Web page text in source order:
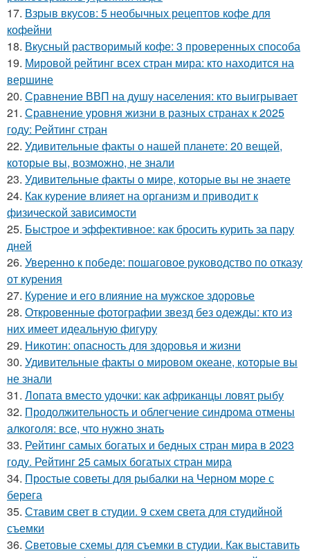
17. Взрыв вкусов: 5 необычных рецептов кофе для
кофейни
18. Вкусный растворимый кофе: 3 проверенных способа
19. Мировой рейтинг всех стран мира: кто находится на
вершине
20. Сравнение ВВП на душу населения: кто выигрывает
21. Сравнение уровня жизни в разных странах к 2025
году: Рейтинг стран
22. Удивительные факты о нашей планете: 20 вещей,
которые вы, возможно, не знали
23. Удивительные факты о мире, которые вы не знаете
24. Как курение влияет на организм и приводит к
физической зависимости
25. Быстрое и эффективное: как бросить курить за пару
дней
26. Уверенно к победе: пошаговое руководство по отказу
от курения
27. Курение и его влияние на мужское здоровье
28. Откровенные фотографии звезд без одежды: кто из
них имеет идеальную фигуру
29. Никотин: опасность для здоровья и жизни
30. Удивительные факты о мировом океане, которые вы
не знали
31. Лопата вместо удочки: как африканцы ловят рыбу
32. Продолжительность и облегчение синдрома отмены
алкоголя: все, что нужно знать
33. Рейтинг самых богатых и бедных стран мира в 2023
году. Рейтинг 25 самых богатых стран мира
34. Простые советы для рыбалки на Черном море с
берега
35. Ставим свет в студии. 9 схем света для студийной
съемки
36. Cветовые схемы для съемки в студии. Как выставить